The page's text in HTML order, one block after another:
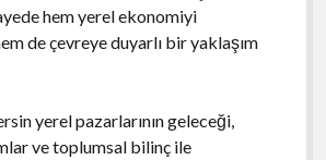
hem yerel ekonomiyi
de çevreye duyarlı bir yaklaşım
yerel pazarlarının geleceği,
ve toplumsal bilinç ile